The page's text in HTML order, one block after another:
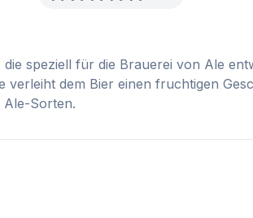
die speziell für die Brauerei von Ale
dem Bier einen fruchtigen
Ale-Sorten.